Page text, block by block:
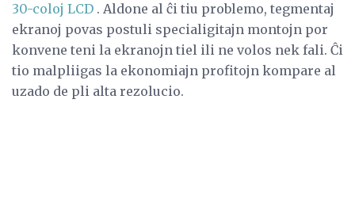
30-coloj LCD . Aldone al ĉi tiu problemo, tegmentaj
ekranoj povas postuli specialigitajn montojn por
konvene teni la ekranojn tiel ili ne volos nek fali. Ĉi
tio malpliigas la ekonomiajn profitojn kompare al
uzado de pli alta rezolucio.